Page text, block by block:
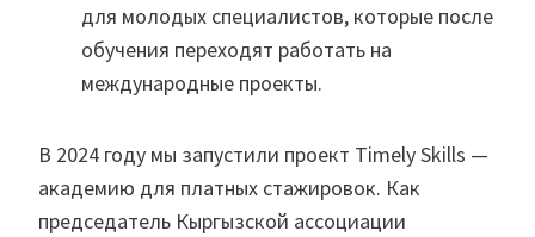
для молодых специалистов, которые после
обучения переходят работать на
международные проекты.
В 2024 году мы запустили проект Timely Skills —
академию для платных стажировок. Как
председатель Кыргызской ассоциации